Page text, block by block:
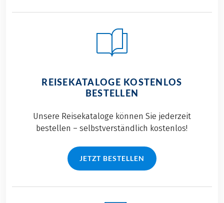
REISEKATALOGE KOSTENLOS
BESTELLEN
Unsere Reisekataloge können Sie jederzeit
bestellen – selbstverständlich kostenlos!
JETZT BESTELLEN